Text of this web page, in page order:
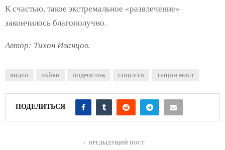
К счастью, такое экстремальное «развлечение»
закончилось благополучно.
Автор: Тихон Иванцов.
ВИДЕО ЛАЙКИ ПОДРОСТОК СОЦСЕТИ ТЕЩИН МОСТ
ПОДЕЛИТЬСЯ
ПРЕДЫДУЩИЙ ПОСТ